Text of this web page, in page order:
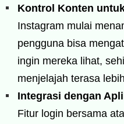
Kontrol Konten
Instagram mulai
pengguna bisa
ingin mereka lihat,
menjelajah terasa
Integrasi dengan
Fitur login bersama